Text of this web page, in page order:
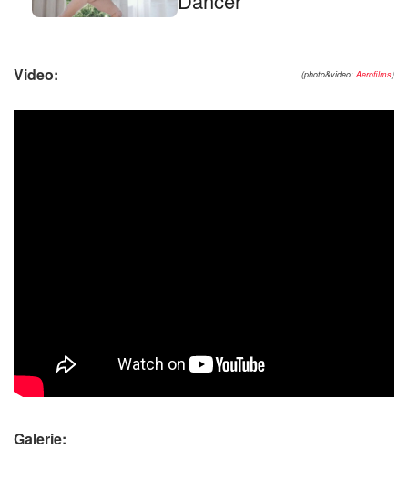
(photo&video: Aerofilms)
Video:
Galerie: